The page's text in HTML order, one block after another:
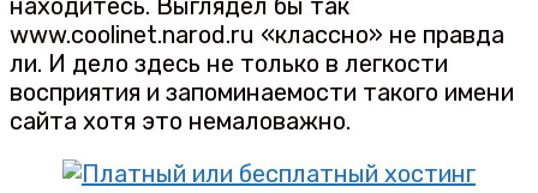
находитесь. Выглядел бы так
www.coolinet.narod.ru «классно» не правда
ли. И дело здесь не только в легкости
восприятия и запоминаемости такого имени
сайта хотя это немаловажно.